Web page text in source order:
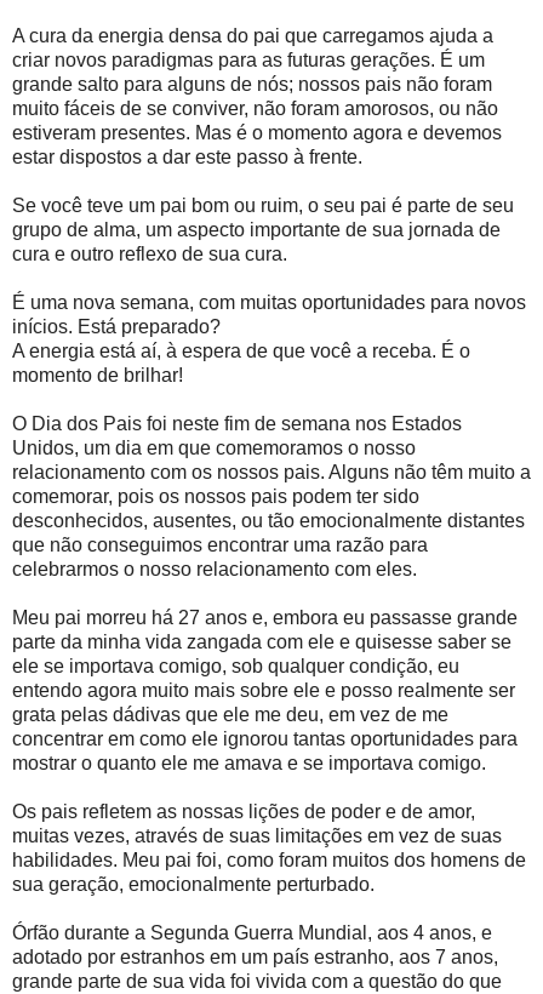
A cura da energia densa do pai que carregamos ajuda a
criar novos paradigmas para as futuras gerações. É um
grande salto para alguns de nós; nossos pais não foram
muito fáceis de se conviver, não foram amorosos, ou não
estiveram presentes. Mas é o momento agora e devemos
estar dispostos a dar este passo à frente.
Se você teve um pai bom ou ruim, o seu pai é parte de seu
grupo de alma, um aspecto importante de sua jornada de
cura e outro reflexo de sua cura.
É uma nova semana, com muitas oportunidades para novos
inícios. Está preparado?
A energia está aí, à espera de que você a receba. É o
momento de brilhar!
O Dia dos Pais foi neste fim de semana nos Estados
Unidos, um dia em que comemoramos o nosso
relacionamento com os nossos pais. Alguns não têm muito a
comemorar, pois os nossos pais podem ter sido
desconhecidos, ausentes, ou tão emocionalmente distantes
que não conseguimos encontrar uma razão para
celebrarmos o nosso relacionamento com eles.
Meu pai morreu há 27 anos e, embora eu passasse grande
parte da minha vida zangada com ele e quisesse saber se
ele se importava comigo, sob qualquer condição, eu
entendo agora muito mais sobre ele e posso realmente ser
grata pelas dádivas que ele me deu, em vez de me
concentrar em como ele ignorou tantas oportunidades para
mostrar o quanto ele me amava e se importava comigo.
Os pais refletem as nossas lições de poder e de amor,
muitas vezes, através de suas limitações em vez de suas
habilidades. Meu pai foi, como foram muitos dos homens de
sua geração, emocionalmente perturbado.
Órfão durante a Segunda Guerra Mundial, aos 4 anos, e
adotado por estranhos em um país estranho, aos 7 anos,
grande parte de sua vida foi vivida com a questão do que